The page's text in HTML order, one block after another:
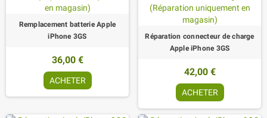
Remplacement batterie Apple
iPhone 3GS
36,00 €
ACHETER
Réparation connecteur de charge
Apple iPhone 3GS
42,00 €
ACHETER